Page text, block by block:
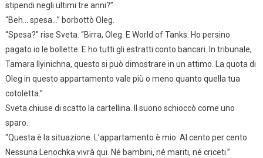
stipendi negli ultimi tre anni?”
“Beh… spesa…” borbottò Oleg.
“Spesa?” rise Sveta. “Birra, Oleg. E World of Tanks. Ho persino
pagato io le bollette. E ho tutti gli estratti conto bancari. In tribunale,
Tamara Ilyinichna, questo si può dimostrare in un attimo. La quota di
Oleg in questo appartamento vale più o meno quanto quella tua
cotoletta.”
Sveta chiuse di scatto la cartellina. Il suono schioccò come uno
sparo.
“Questa è la situazione. L’appartamento è mio. Al cento per cento.
Nessuna Lenochka vivrà qui. Né bambini, né mariti, né criceti.”